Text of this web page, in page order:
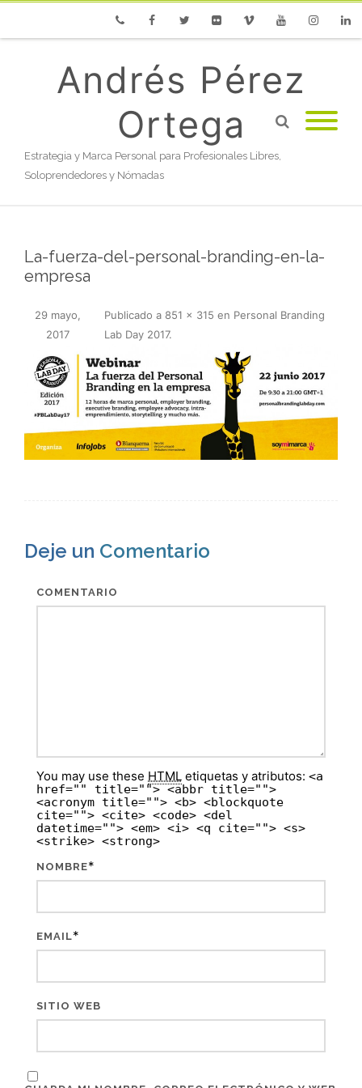
Andrés Pérez
Ortega
Estrategia y Marca Personal para Profesionales Libres,
Soloprendedores y Nómadas
La-fuerza-del-personal-branding-en-la-
empresa
Publicado
29 mayo,
2017
a 851 × 315 en Personal Branding
Lab Day 2017.
Deje un Comentario
COMENTARIO
You may use these HTML etiquetas y atributos: <a
href="" title=""> <abbr title="">
<acronym title=""> <b> <blockquote
cite=""> <cite> <code> <del
datetime=""> <em> <i> <q cite=""> <s>
<strike> <strong>
NOMBRE*
EMAIL*
SITIO WEB